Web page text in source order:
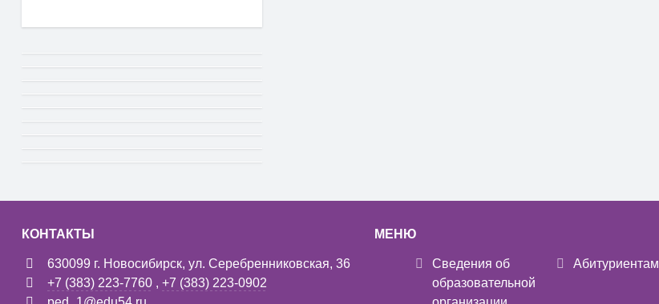
КОНТАКТЫ
630099 г. Новосибирск, ул. Серебренниковская, 36
+7 (383) 223-7760 , +7 (383) 223-0902
МЕНЮ
Сведения об
образовательной
Абитуриентам